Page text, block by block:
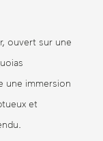
ouvert sur une
une immersion
et